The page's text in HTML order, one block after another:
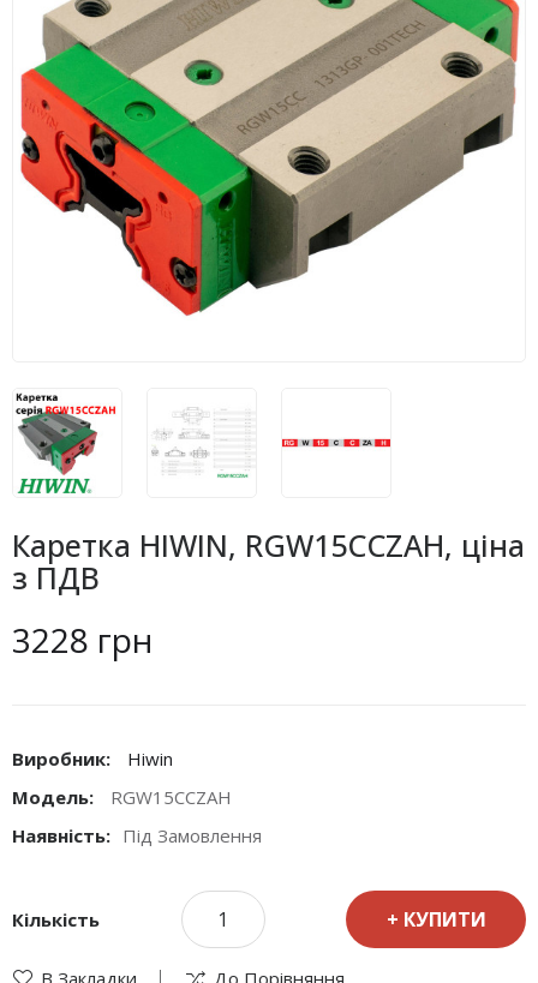
Каретка HIWIN, RGW15CCZAH, ціна
з ПДВ
3228 грн
Виробник:
Hiwin
Модель:
RGW15CCZAH
Наявність: Під Замовлення
Кількість КУПИТИ
В Закладки До Порівняння